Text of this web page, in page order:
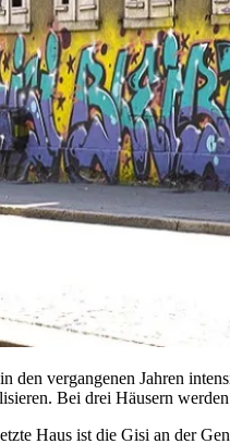
den vergangenen Jahren
Bei drei Häusern
Haus ist die Gisi an der